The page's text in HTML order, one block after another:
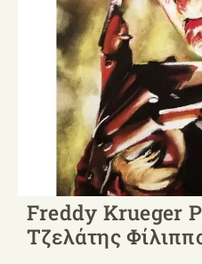
Freddy Krueger
Τζελάτης